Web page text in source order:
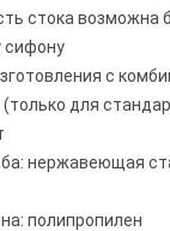
стока возможна
сифону
с
для
нержавеющая
полипропилен